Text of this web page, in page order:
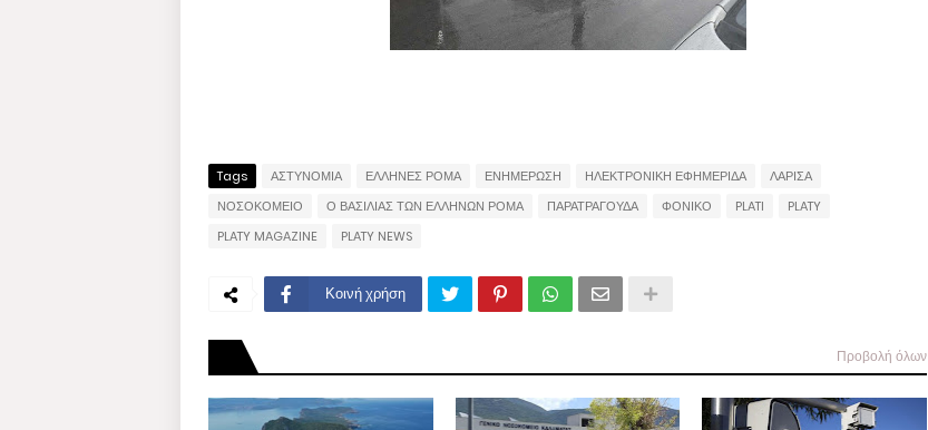
Tags ΑΣΤΥΝΟΜΙΑ ΕΛΛΗΝΕΣ ΡΟΜΑ ΕΝΗΜΕΡΩΣΗ ΗΛΕΚΤΡΟΝΙΚΗ ΕΦΗΜΕΡΙΔΑ
ΛΑΡΙΣΑ
ΝΟΣΟΚΟΜΕΙΟ
Ο ΒΑΣΙΛΙΑΣ ΤΩΝ ΕΛΛΗΝΩΝ ΡΟΜΑ ΠΑΡΑΤΡΑΓΟΥΔΑ ΦΟΝΙΚΟ PLATI
PLATY
PLATY MAGAZINE
PLATY NEWS
Κοινή χρήση
Προβολή όλων